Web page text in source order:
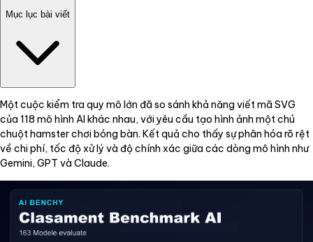
Mục lục bài viết
Một cuộc kiểm tra quy mô lớn đã so sánh khả năng viết mã SVG
của 118 mô hình AI khác nhau, với yêu cầu tạo hình ảnh một chú
chuột hamster chơi bóng bàn. Kết quả cho thấy sự phân hóa rõ rệt
về chi phí, tốc độ xử lý và độ chính xác giữa các dòng mô hình như
Gemini, GPT và Claude.